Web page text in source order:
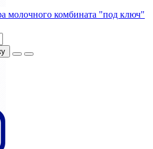
молочного комбината "под ключ"